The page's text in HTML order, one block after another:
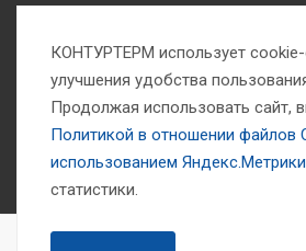
Вс —10:00 –
1993-2026 © Компания «Контуртерм» —
КОНТУРТЕРМ использует
улучшения удобства
Продолжая использовать сайт,
Политикой в отношении файлов
использованием Яндекс.Метрики
статистики.